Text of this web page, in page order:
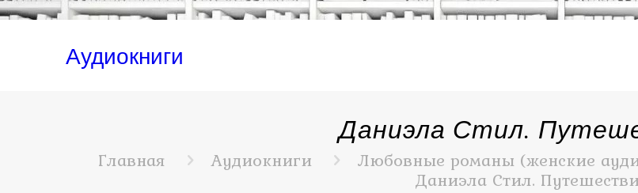
Аудиокниги
Даниэла Стил.
Главная Аудиокниги Любовные романы (женские
Даниэла Стил.